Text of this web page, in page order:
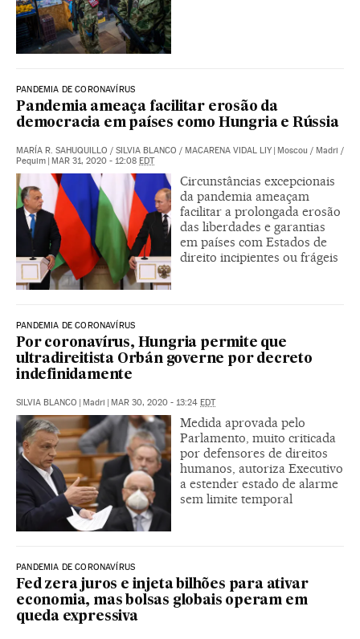
PANDEMIA DE CORONAVÍRUS
Pandemia ameaça facilitar erosão da
democracia em países como Hungria e Rússia
MARÍA R. SAHUQUILLO / SILVIA BLANCO / MACARENA VIDAL LIY
Moscou / Madri /
Pequim
MAR 31, 2020 - 12:08 EDT
Circunstâncias excepcionais
da pandemia ameaçam
facilitar a prolongada erosão
das liberdades e garantias
em países com Estados de
direito incipientes ou frágeis
PANDEMIA DE CORONAVÍRUS
Por coronavírus, Hungria permite que
ultradireitista Orbán governe por decreto
indefinidamente
SILVIA BLANCO | Madri | MAR 30, 2020 - 13:24 EDT
Medida aprovada pelo
Parlamento, muito criticada
por defensores de direitos
humanos, autoriza Executivo
a estender estado de alarme
sem limite temporal
PANDEMIA DE CORONAVÍRUS
Fed zera juros e injeta bilhões para ativar
economia, mas bolsas globais operam em
queda expressiva